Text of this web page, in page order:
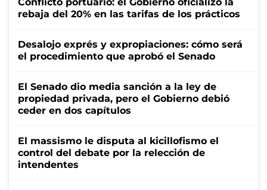
rebaja del 20% en las tarifas de los prácticos
Desalojo exprés y expropiaciones: cómo será
el procedimiento que aprobó el Senado
El Senado dio media sanción a la ley de
propiedad privada, pero el Gobierno debió
ceder en dos capítulos
El massismo le disputa al kicillofismo el
control del debate por la relección de
intendentes